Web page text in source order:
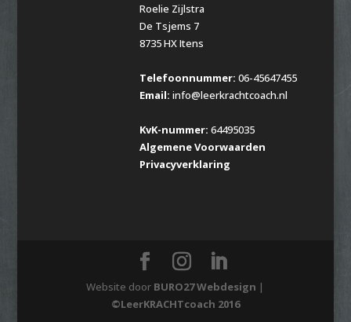
Roelie Zijlstra
De Tsjems 7
8735 HX Itens
Telefoonnummer: 06-45647455
Email: info@leerkrachtcoach.nl
KvK-nummer: 64495035
Algemene Voorwaarden
Privacyverklaring
Website door BURO27 Webdesign |
©LeerKRACHTcoach 2016